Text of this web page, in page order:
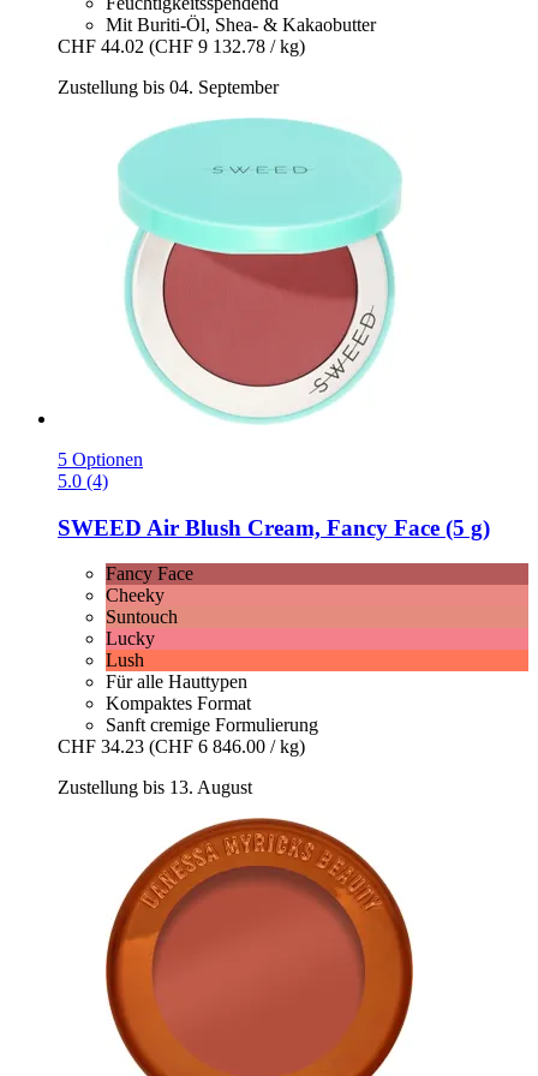
Mit Buriti-Öl, Shea- & Kakaobutter
CHF 44.02 (CHF 9 132.78 / kg)
Zustellung bis 04. September
5 Optionen
5.0 (4)
SWEED Air Blush Cream, Fancy Face (5 g)
Fancy Face
Cheeky
Suntouch
Lucky
Lush
Für alle Hauttypen
Kompaktes Format
Sanft cremige Formulierung
CHF 34.23 (CHF 6 846.00 / kg)
Zustellung bis 13. August